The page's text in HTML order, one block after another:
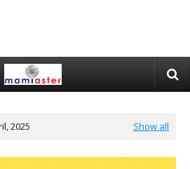
2025 Show all